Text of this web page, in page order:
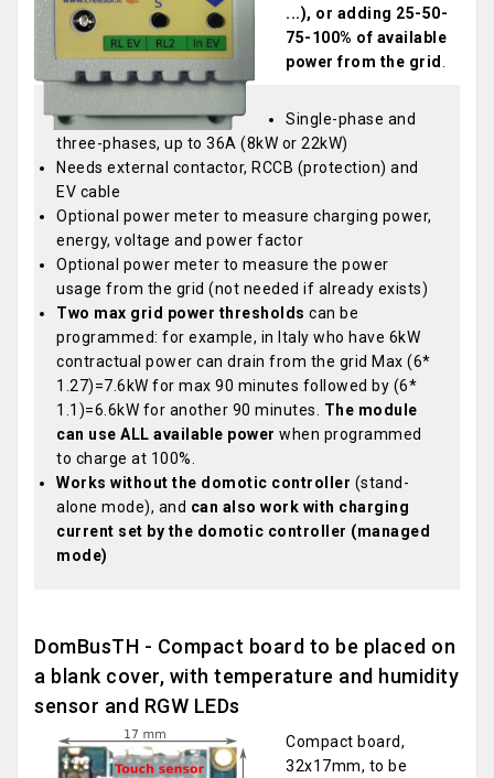
...), or adding 25-50-
75-100% of available
power from the grid.
Single-phase and
three-phases, up to 36A (8kW or 22kW)
Needs external contactor, RCCB (protection) and
EV cable
Optional power meter to measure charging power,
energy, voltage and power factor
Optional power meter to measure the power
usage from the grid (not needed if already exists)
Two max grid power thresholds can be
programmed: for example, in Italy who have 6kW
contractual power can drain from the grid Max (6*
1.27)=7.6kW for max 90 minutes followed by (6*
1.1)=6.6kW for another 90 minutes. The module
can use ALL available power when programmed
to charge at 100%.
Works without the domotic controller (stand-
alone mode), and can also work with charging
current set by the domotic controller (managed
mode)
DomBusTH - Compact board to be placed on
a blank cover, with temperature and humidity
sensor and RGW LEDs
Compact board,
32x17mm, to be